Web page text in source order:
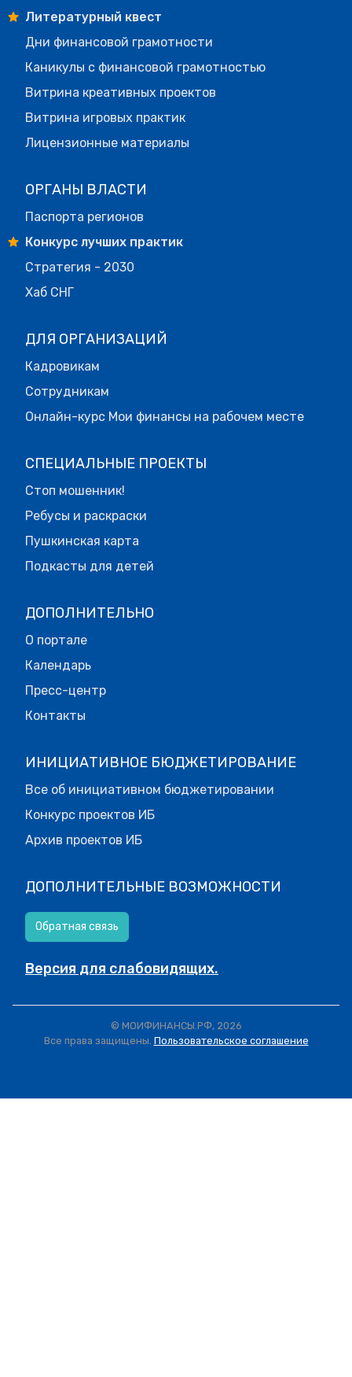
Литературный квест
Дни финансовой грамотности
Каникулы с финансовой грамотностью
Витрина креативных проектов
Витрина игровых практик
Лицензионные материалы
ОРГАНЫ ВЛАСТИ
Паспорта регионов
Конкурс лучших практик
Стратегия - 2030
Хаб СНГ
ДЛЯ ОРГАНИЗАЦИЙ
Кадровикам
Сотрудникам
Онлайн-курс Мои финансы на рабочем месте
СПЕЦИАЛЬНЫЕ ПРОЕКТЫ
Стоп мошенник!
Ребусы и раскраски
Пушкинская карта
Подкасты для детей
ДОПОЛНИТЕЛЬНО
О портале
Календарь
Пресс-центр
Контакты
ИНИЦИАТИВНОЕ БЮДЖЕТИРОВАНИЕ
Все об инициативном бюджетировании
Конкурс проектов ИБ
Архив проектов ИБ
ДОПОЛНИТЕЛЬНЫЕ ВОЗМОЖНОСТИ
Обратная связь
Версия для слабовидящих.
© МОИФИНАНСЫ.РФ, 2026
Все права защищены. Пользовательское соглашение